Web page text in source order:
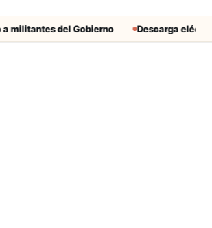
militantes del Gobierno Descarga